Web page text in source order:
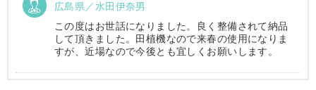
広島県／水田伊奈男
この度はお世話になりました。良く整備されて納品
して頂きました。田植機なので来春の使用になりま
すが、近場なので今後とも宜しくお願いします。